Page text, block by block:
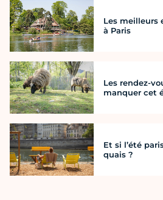
Les meilleurs
à Paris
Les rendez-
manquer cet
Et si l’été
quais ?